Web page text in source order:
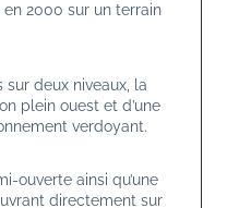
2000 sur un terrain
deux niveaux, la
plein ouest et d’une
verdoyant.
ouverte ainsi qu’une
directement sur